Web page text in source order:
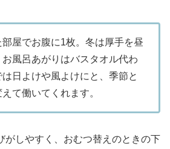
屋でお腹に1枚。冬は厚手を昼
風呂あがりはバスタオル代わ
日よけや風よけにと、季節と
て働いてくれます。
がしやすく、おむつ替えのときの下